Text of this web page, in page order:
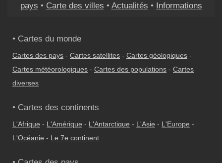
pays • Carte des villes • Actualités • Informations
• Cartes du monde
Cartes des pays - Cartes satellites - Cartes géologiques -
Cartes météorologiques - Cartes des populations - Cartes
diverses
• Cartes des continents
L'Afrique - L'Amérique - L'Antarctique - L'Asie - L'Europe -
L'Océanie - Le 7e continent